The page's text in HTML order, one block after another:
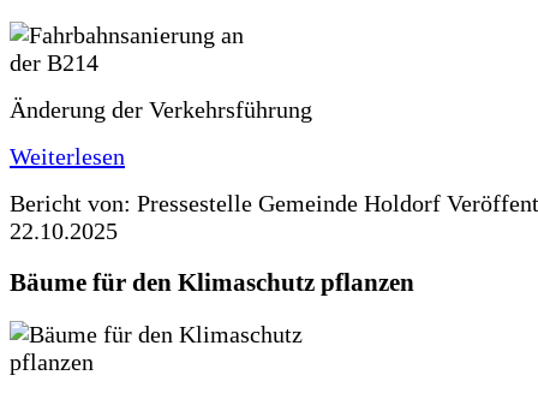
Änderung der Verkehrsführung
Weiterlesen
Bericht von: Pressestelle Gemeinde Holdorf
22.10.2025
Bäume für den Klimaschutz pflanzen